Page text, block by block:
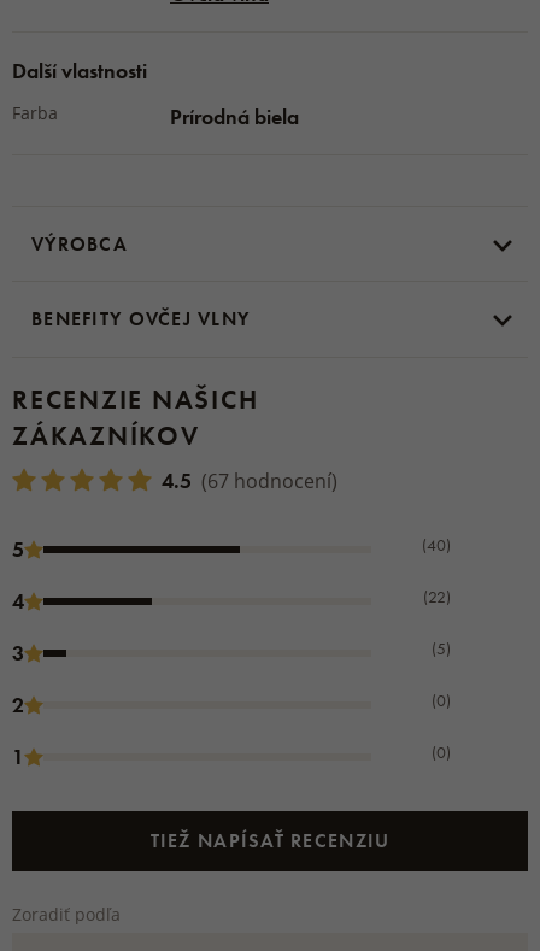
Další vlastnosti
Farba Prírodná biela
VÝROBCA
BENEFITY OVČEJ VLNY
RECENZIE NAŠICH
ZÁKAZNÍKOV
4.5 (67 hodnocení)
5 (40)
4 (22)
3 (5)
2 (0)
1 (0)
TIEŽ NAPÍSAŤ RECENZIU
Zoradiť podľa